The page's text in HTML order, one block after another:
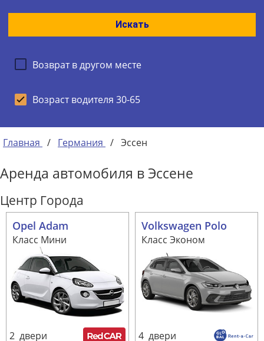
Искать
Возврат в другом месте
Возраст водителя 30-65
Главная / Германия / Эссен
Аренда автомобиля в Эссене
Центр Города
Opel Adam
Класс Мини
2 двери
Volkswagen Polo
Класс Эконом
4 двери